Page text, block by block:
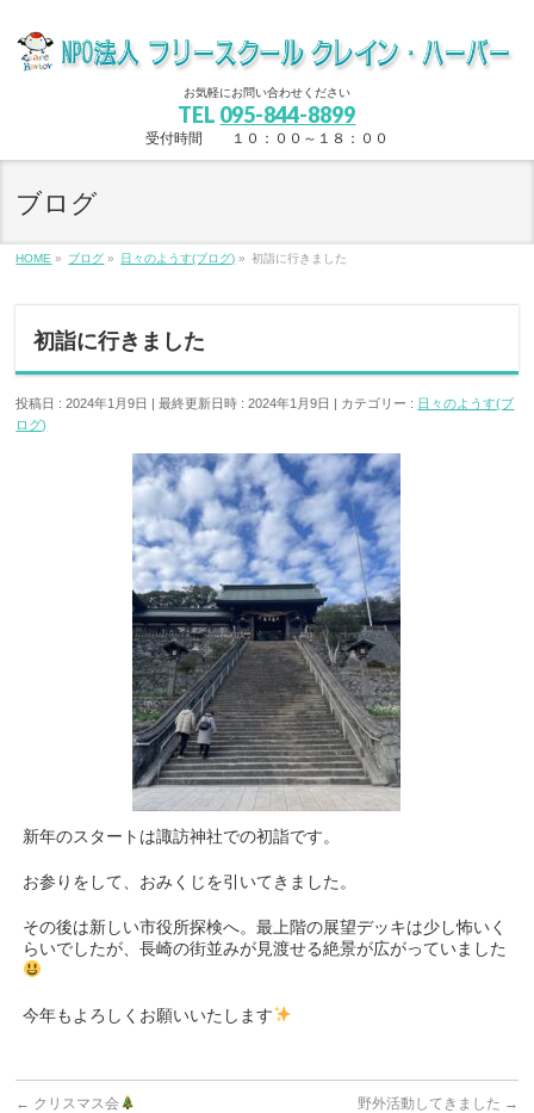
お気軽にお問い合わせください
TEL 095-844-8899
受付時間 １０：００～１８：００
ブログ
HOME » ブログ » 日々のようす(ブログ) » 初詣に行きました
初詣に行きました
投稿日 : 2024年1月9日 最終更新日時 : 2024年1月9日 カテゴリー : 日々のようす(ブ
ログ)
新年のスタートは諏訪神社での初詣です。
お参りをして、おみくじを引いてきました。
その後は新しい市役所探検へ。最上階の展望デッキは少し怖いく
らいでしたが、長崎の街並みが見渡せる絶景が広がっていました
今年もよろしくお願いいたします
← クリスマス会 野外活動してきました →